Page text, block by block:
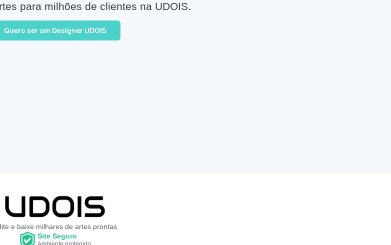
para milhões de clientes na UDOIS.
Quero ser um Designer UDOIS
e baixe milhares de artes prontas
Site Seguro